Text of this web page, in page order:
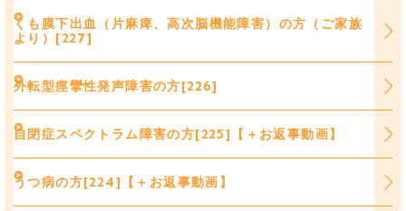
くも膜下出血（片麻痺、高次脳機能障害）の方（ご家族
より）[227]
外転型痙攣性発声障害の方[226]
自閉症スペクトラム障害の方[225]【＋お返事動画】
うつ病の方[224]【＋お返事動画】